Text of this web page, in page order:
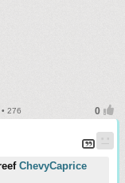
276
ChevyCaprice